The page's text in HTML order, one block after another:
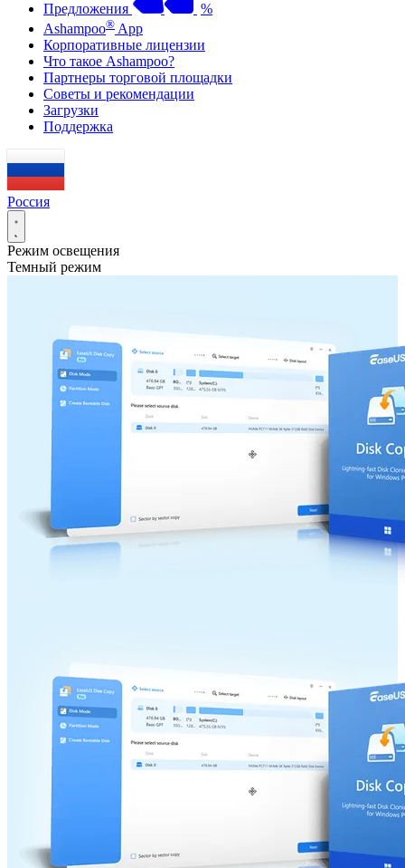
Предложения
%
Ashampoo® App
Корпоративные лицензии
Что такое Ashampoo?
Партнеры торговой площадки
Советы и рекомендации
Загрузки
Поддержка
Россия
Режим освещения
Темный режим